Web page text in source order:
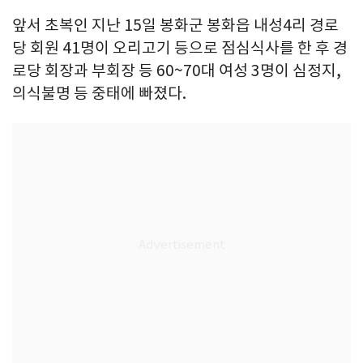
앞서 초복인 지난 15일 봉화군 봉화읍 내성4리 경로
당 회원 41명이 오리고기 등으로 점심식사를 한 후 경
로당 회장과 부회장 등 60~70대 여성 3명이 심정지,
의식불명 등 중태에 빠졌다.